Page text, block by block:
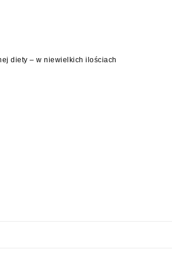
diety – w niewielkich ilościach